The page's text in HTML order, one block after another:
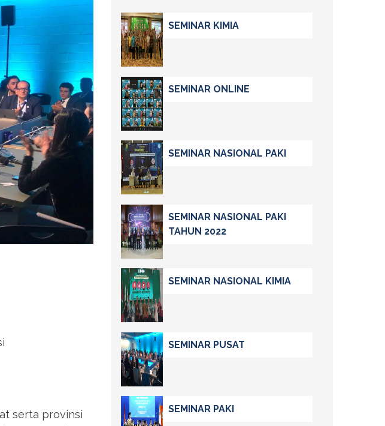
serta provinsi
SEMINAR KIMIA
SEMINAR ONLINE
SEMINAR NASIONAL PAKI
SEMINAR NASIONAL PAKI
TAHUN 2022
SEMINAR NASIONAL KIMIA
SEMINAR PUSAT
SEMINAR PAKI